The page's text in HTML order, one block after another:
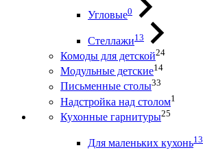
Угловые0
Стеллажи13
Комоды для детской24
Модульные детские14
Письменные столы33
Надстройка над столом1
Кухонные гарнитуры25
Для маленьких кухонь13